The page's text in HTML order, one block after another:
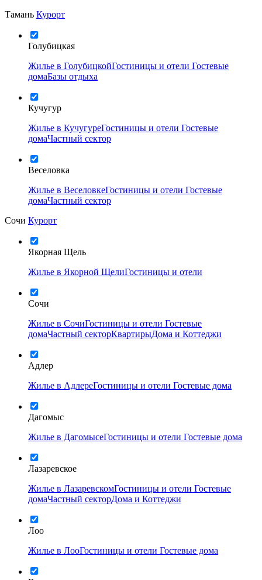
Тамань Курорт
Голубицкая
Жилье в ГолубицкойГостиницы и отели Гостевые
домаБазы отдыха
Кучугур
Жилье в КучугуреГостиницы и отели Гостевые
домаЧастный сектор
Веселовка
Жилье в ВеселовкеГостиницы и отели Гостевые
домаЧастный сектор
Сочи Курорт
Якорная Щель
Жилье в Якорной ЩелиГостиницы и отели
Сочи
Жилье в СочиГостиницы и отели Гостевые
домаЧастный секторКвартирыДома и Коттеджи
Адлер
Жилье в АдлереГостиницы и отели Гостевые дома
Дагомыс
Жилье в ДагомысеГостиницы и отели Гостевые дома
Лазаревское
Жилье в ЛазаревскомГостиницы и отели Гостевые
домаЧастный секторДома и Коттеджи
Лоо
Жилье в ЛооГостиницы и отели Гостевые дома